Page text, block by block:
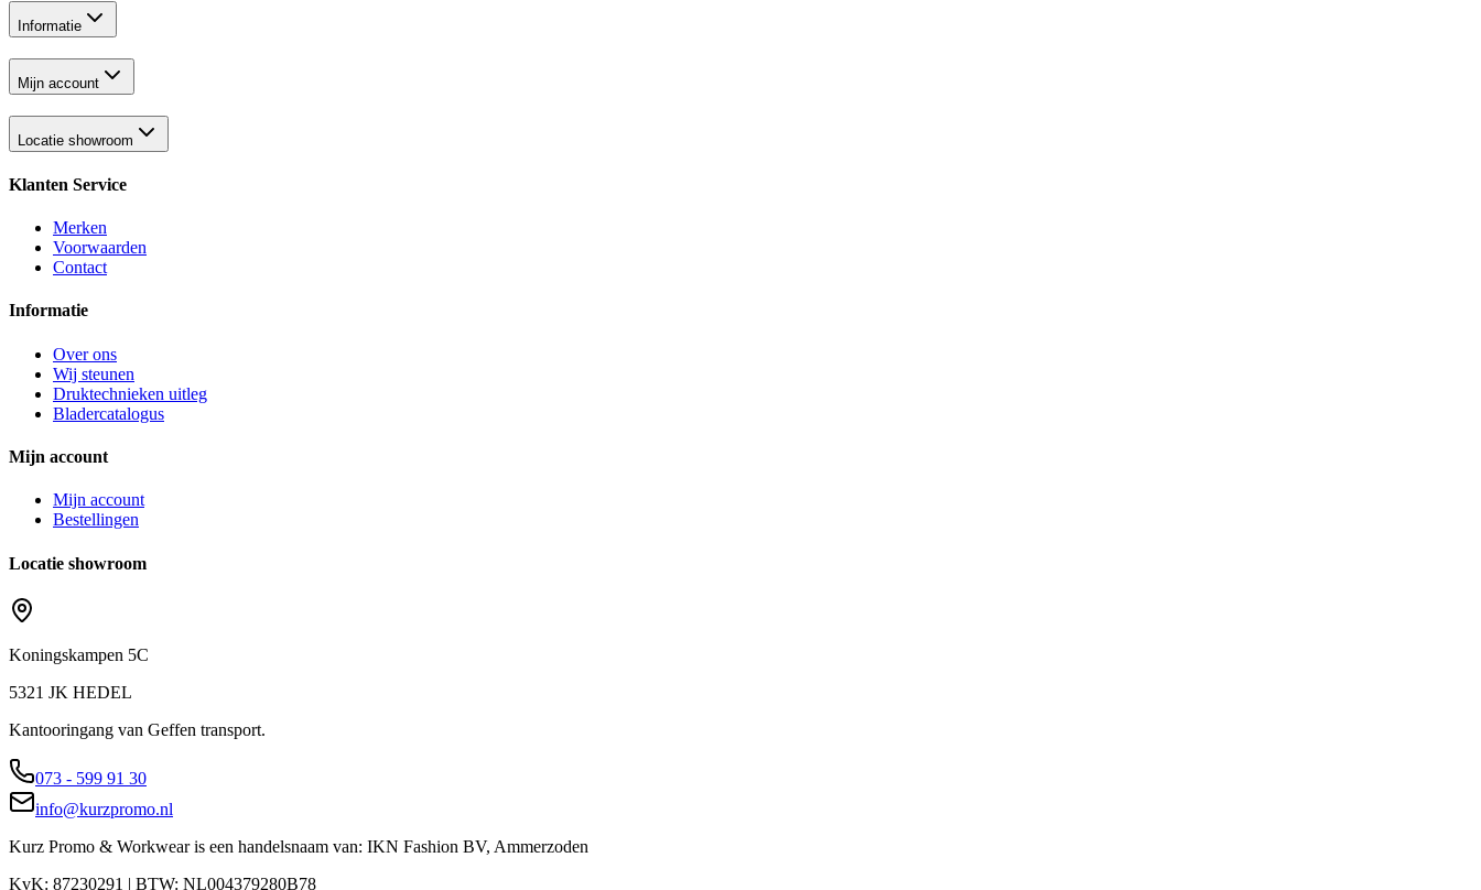
Informatie
Mijn account
Locatie showroom
Klanten Service
Merken
Voorwaarden
Contact
Informatie
Over ons
Wij steunen
Druktechnieken uitleg
Bladercatalogus
Mijn account
Mijn account
Bestellingen
Locatie showroom
Koningskampen 5C
5321 JK HEDEL
Kantooringang van Geffen transport.
073 - 599 91 30
info@kurzpromo.nl
Kurz Promo & Workwear is een handelsnaam van: IKN Fashion BV, Ammerzoden
KvK: 87230291 | BTW: NL004379280B78